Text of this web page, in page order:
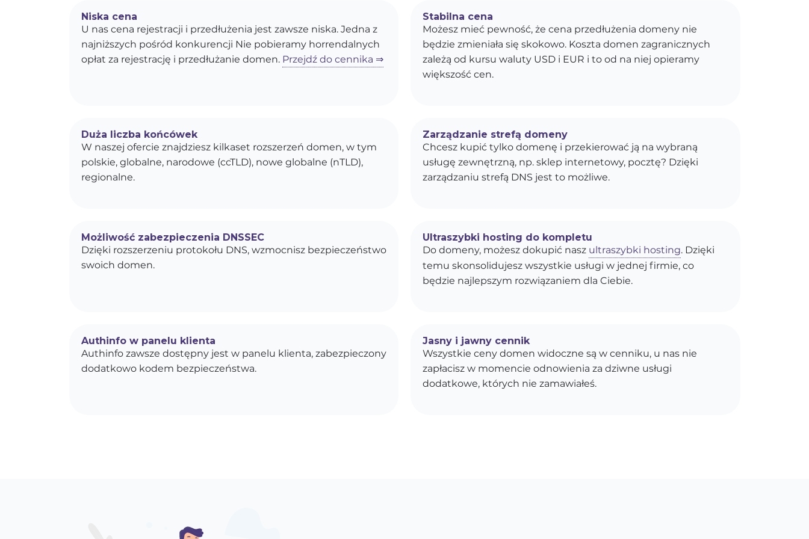
Niska cena
U nas cena rejestracji i przedłużenia jest zawsze niska. Jedna z
najniższych pośród konkurencji Nie pobieramy horrendalnych
opłat za rejestrację i przedłużanie domen. Przejdź do cennika ⇒
Stabilna cena
Możesz mieć pewność, że cena przedłużenia domeny nie
będzie zmieniała się skokowo. Koszta domen zagranicznych
zależą od kursu waluty USD i EUR i to od na niej opieramy
większość cen.
Duża liczba końcówek
W naszej ofercie znajdziesz kilkaset rozszerzeń domen, w tym
polskie, globalne, narodowe (ccTLD), nowe globalne (nTLD),
regionalne.
Zarządzanie strefą domeny
Chcesz kupić tylko domenę i przekierować ją na wybraną
usługę zewnętrzną, np. sklep internetowy, pocztę? Dzięki
zarządzaniu strefą DNS jest to możliwe.
Możliwość zabezpieczenia DNSSEC
Dzięki rozszerzeniu protokołu DNS, wzmocnisz bezpieczeństwo
swoich domen.
Ultraszybki hosting do kompletu
Do domeny, możesz dokupić nasz ultraszybki hosting. Dzięki
temu skonsolidujesz wszystkie usługi w jednej firmie, co
będzie najlepszym rozwiązaniem dla Ciebie.
Authinfo w panelu klienta
Authinfo zawsze dostępny jest w panelu klienta, zabezpieczony
dodatkowo kodem bezpieczeństwa.
Jasny i jawny cennik
Wszystkie ceny domen widoczne są w cenniku, u nas nie
zapłacisz w momencie odnowienia za dziwne usługi
dodatkowe, których nie zamawiałeś.